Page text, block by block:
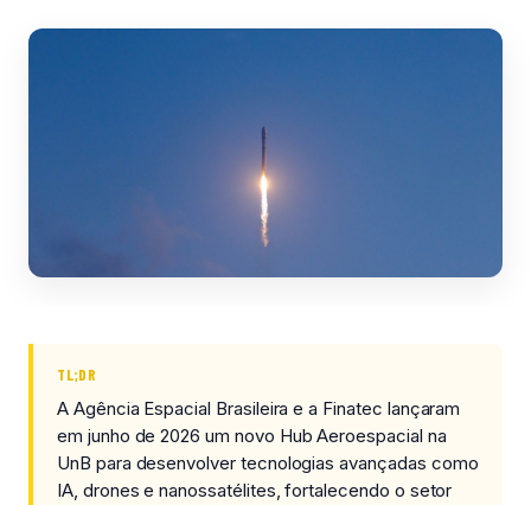
TL;DR
A Agência Espacial Brasileira e a Finatec lançaram
em junho de 2026 um novo Hub Aeroespacial na
UnB para desenvolver tecnologias avançadas como
IA, drones e nanossatélites, fortalecendo o setor